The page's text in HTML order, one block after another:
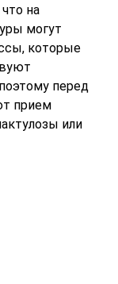
на
могут
которые
перед
прием
или